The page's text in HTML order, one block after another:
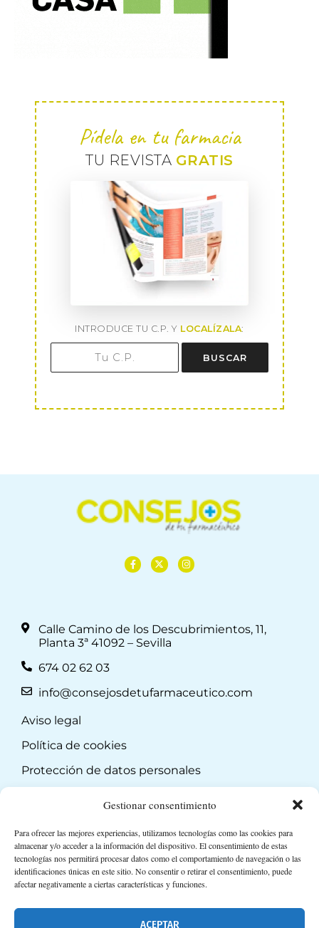
Gestionar consentimiento
Para ofrecer las mejores experiencias, utilizamos tecnologías como las cookies para
almacenar y/o acceder a la información del dispositivo. El consentimiento de estas
tecnologías nos permitirá procesar datos como el comportamiento de navegación o las
identificaciones únicas en este sitio. No consentir o retirar el consentimiento, puede
afectar negativamente a ciertas características y funciones.
ACEPTAR
Pídela en tu farmacia
TU REVISTA GRATIS
INTRODUCE TU C.P. Y LOCALÍZALA:
BUSCAR
Calle Camino de los Descubrimientos, 11,
Planta 3ª 41092 – Sevilla
674 02 62 03
info@consejosdetufarmaceutico.com
Aviso legal
Política de cookies
Protección de datos personales